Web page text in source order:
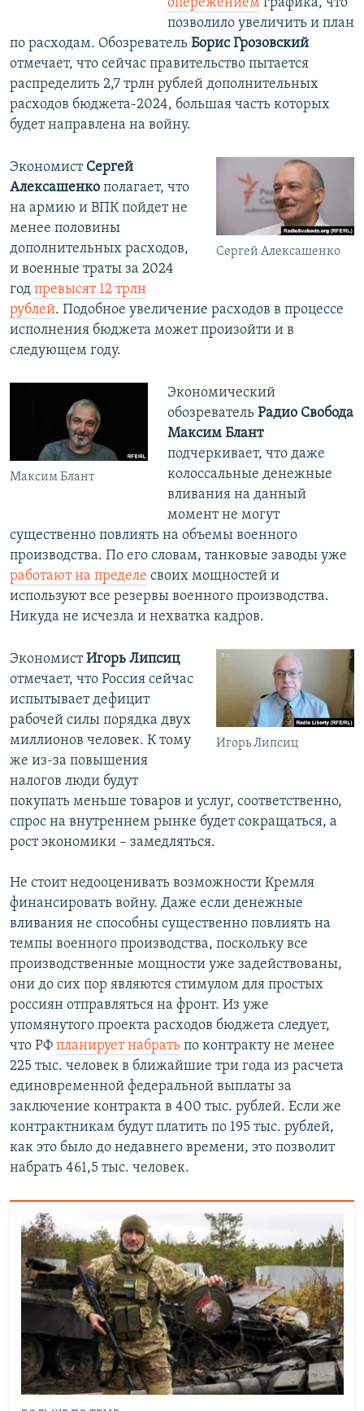
опережениемграфика, что
позволило увеличить и план
по расходам. Обозреватель Борис Грозовский
отмечает, что сейчас правительство пытается
распределить 2,7 трлн рублей дополнительных
расходов бюджета-2024, большая часть которых
будет направлена на войну.
Сергей Алексашенко
Экономист Сергей
Алексашенко полагает, что
на армию и ВПК пойдет не
менее половины
дополнительных расходов,
и военные траты за 2024
год превысят 12 трлн
рублей. Подобное увеличение расходов в процессе
исполнения бюджета может произойти и в
следующем году.
Максим Блант
Экономический
обозреватель Радио Свобода
Максим Блант
подчеркивает, что даже
колоссальные денежные
вливания на данный
момент не могут
существенно повлиять на объемы военного
производства. По его словам, танковые заводы уже
работают на пределе своих мощностей и
используют все резервы военного производства.
Никуда не исчезла и нехватка кадров.
Игорь Липсиц
ЭкономистИгорь Липсиц
отмечает, что Россия сейчас
испытывает дефицит
рабочей силы порядка двух
миллионов человек. К тому
же из-за повышения
налогов люди будут
покупать меньше товаров и услуг, соответственно,
спрос на внутреннем рынке будет сокращаться, а
рост экономики – замедляться.
Не стоит недооценивать возможности Кремля
финансировать войну. Даже если денежные
вливания не способны существенно повлиять на
темпы военного производства, поскольку все
производственные мощности уже задействованы,
они до сих пор являются стимулом для простых
россиян отправляться на фронт. Из уже
упомянутого проекта расходов бюджета следует,
что РФ планирует набрать по контракту не менее
225 тыс. человек в ближайшие три года из расчета
единовременной федеральной выплаты за
заключение контракта в 400 тыс. рублей. Если же
контрактникам будут платить по 195 тыс. рублей,
как это было до недавнего времени, это позволит
набрать 461,5 тыс. человек.